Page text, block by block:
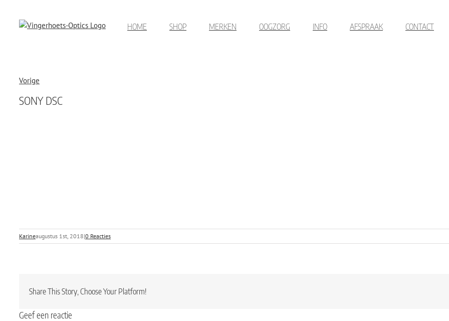
HOME SHOP MERKEN OOGZORG INFO AFSPRAAK CONTACT
Vorige
SONY DSC
Karineaugustus 1st, 2018|0 Reacties
Share This Story, Choose Your Platform!
Geef een reactie